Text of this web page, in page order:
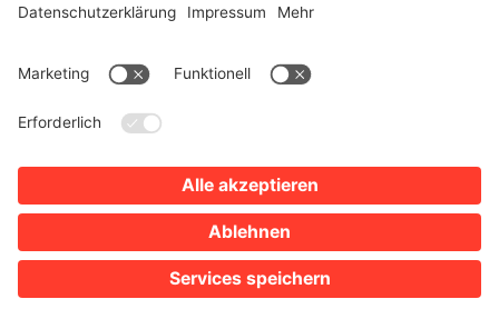
Einstein Heilbronn
Parkplätze
Google Maps
Öffnungszeiten anzeigen
Edisonstraße 3
74076 Heilbronn
Tel. 07131 83610
Website